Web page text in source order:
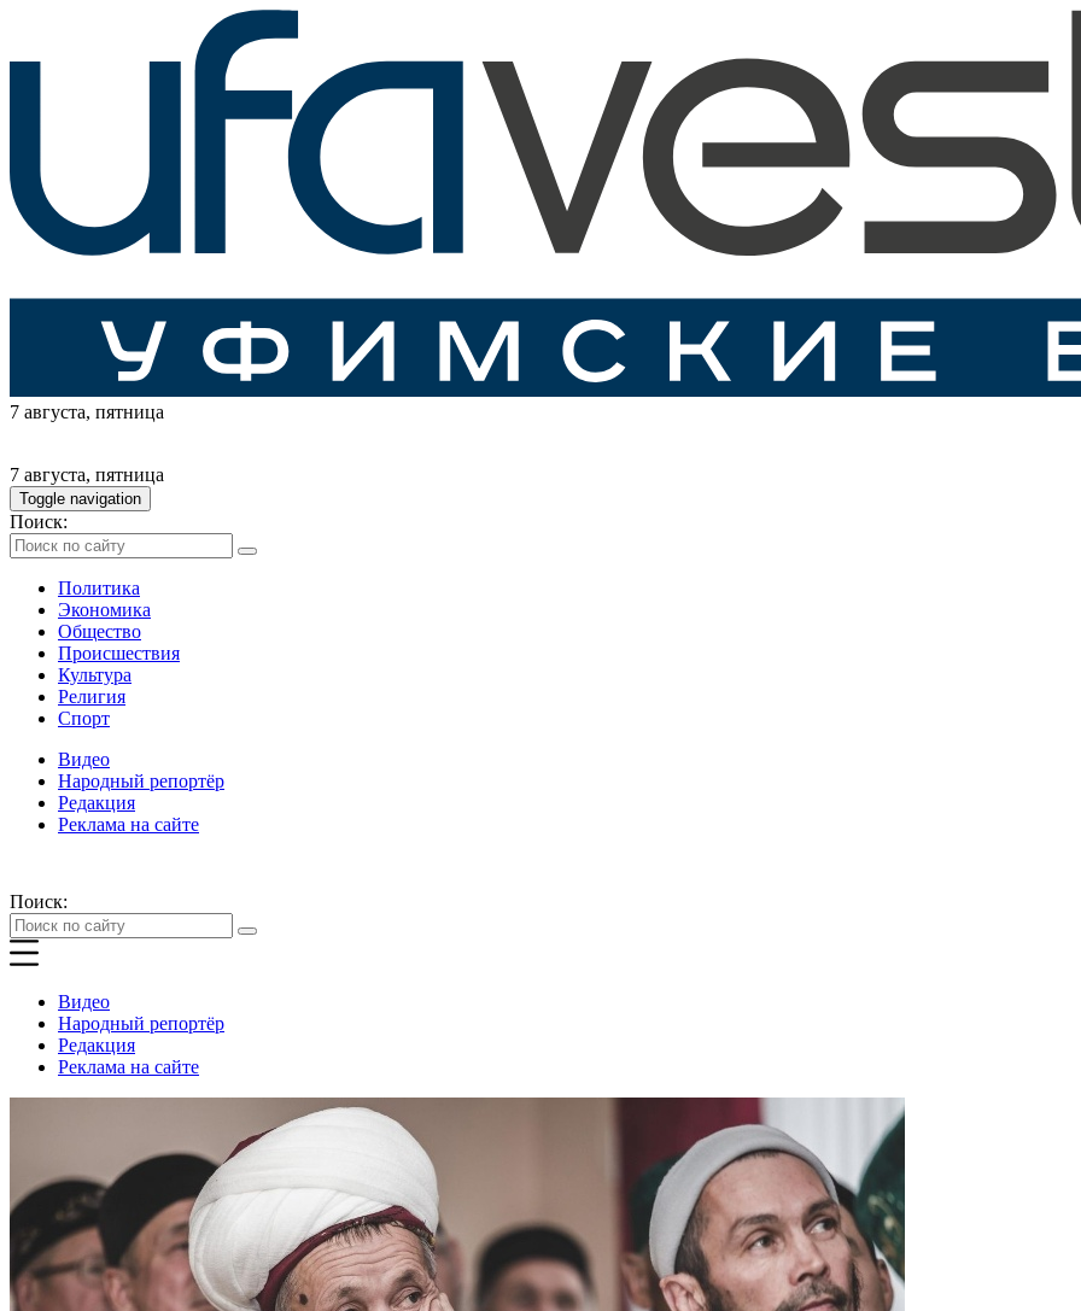
7 августа, пятница
7 августа, пятница
Toggle navigation
Поиск:
Политика
Экономика
Общество
Происшествия
Культура
Религия
Спорт
Видео
Народный репортёр
Редакция
Реклама на сайте
Поиск:
Видео
Народный репортёр
Редакция
Реклама на сайте